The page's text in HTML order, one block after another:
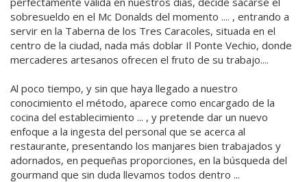
sobresueldo en el Mc Donalds del momento .... , entrando a
servir en la Taberna de los Tres Caracoles, situada en el
centro de la ciudad, nada más doblar Il Ponte Vechio, donde
mercaderes artesanos ofrecen el fruto de su trabajo....
Al poco tiempo, y sin que haya llegado a nuestro
conocimiento el método, aparece como encargado de la
cocina del establecimiento ... , y pretende dar un nuevo
enfoque a la ingesta del personal que se acerca al
restaurante, presentando los manjares bien trabajados y
adornados, en pequeñas proporciones, en la búsqueda del
gourmand que sin duda llevamos todos dentro ...